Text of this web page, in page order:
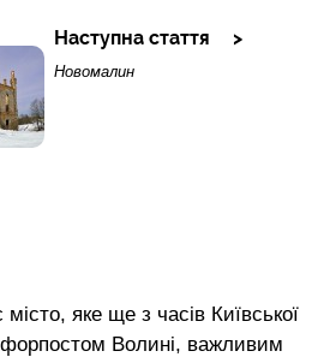
Наступна стаття
Новомалин
яке ще з часів Київської
Волині, важливим